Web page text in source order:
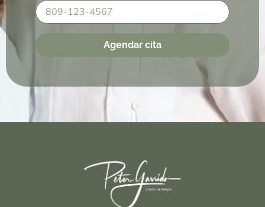
Agendar cita